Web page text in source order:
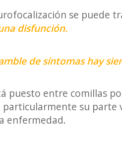
se puede
disfunción.
de síntomas hay
puesto entre comillas
su parte
enfermedad.